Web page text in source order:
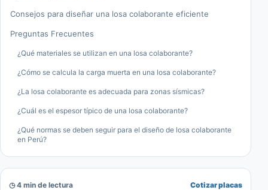
Consejos para diseñar una losa colaborante eficiente
Preguntas Frecuentes
¿Qué materiales se utilizan en una losa colaborante?
¿Cómo se calcula la carga muerta en una losa colaborante?
¿La losa colaborante es adecuada para zonas sísmicas?
¿Cuál es el espesor típico de una losa colaborante?
¿Qué normas se deben seguir para el diseño de losa colaborante
en Perú?
◷ 4 min de lectura Cotizar placas